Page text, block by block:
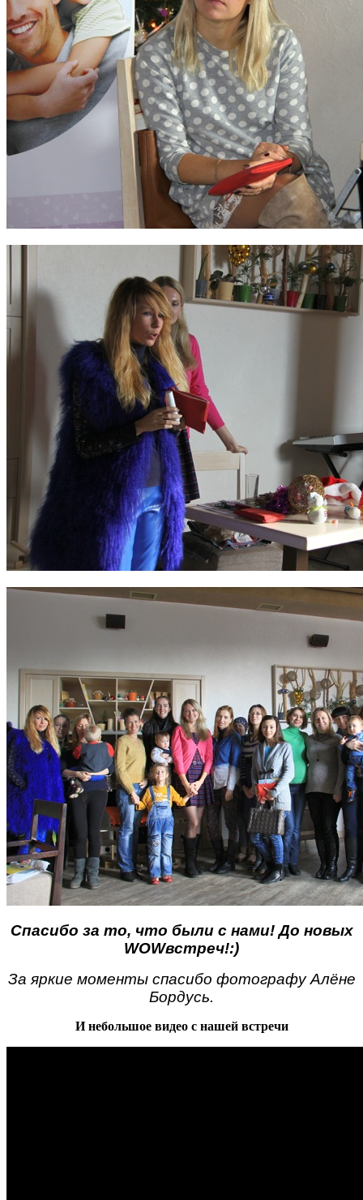
Спасибо за то, что были с нами! До новых
WOWвстреч!:)
За яркие моменты спасибо фотографу Алёне
Бордусь.
И небольшое видео с нашей встречи